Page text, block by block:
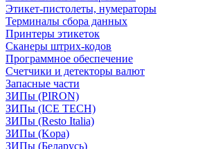
Этикет-пистолеты, нумераторы
Терминалы сбора данных
Принтеры этикеток
Сканеры штрих-кодов
Программное обеспечение
Счетчики и детекторы валют
Запасные части
ЗИПы (PIRON)
ЗИПы (ICE TECH)
ЗИПы (Resto Italia)
ЗИПы (Kopa)
ЗИПы (Беларусь)